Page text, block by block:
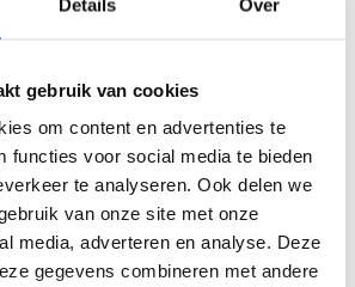
Details Over
gebruik van cookies
om content en advertenties te
functies voor social media te bieden
te analyseren. Ook delen we
van onze site met onze
media, adverteren en analyse. Deze
gegevens combineren met andere
over dit product?